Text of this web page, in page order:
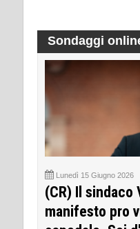
Sondaggi
Lunedì 15 Giugno 2026
(CR) Il sindaco
manifesto pro